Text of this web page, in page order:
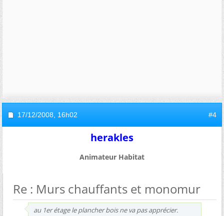
17/12/2008, 16h02 #4
herakles
Animateur Habitat
Re : Murs chauffants et monomur
au 1er étage le plancher bois ne va pas apprécier.